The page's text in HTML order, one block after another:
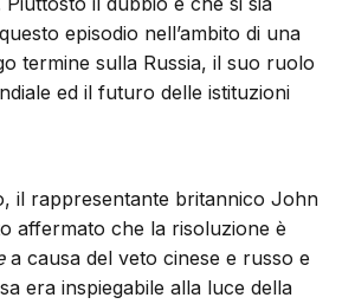
episodio nell’ambito di una
termine sulla Russia, il suo ruolo
ed il futuro delle istituzioni
il rappresentante britannico John
affermato che la risoluzione è
a causa del veto cinese e russo e
era inspiegabile alla luce della